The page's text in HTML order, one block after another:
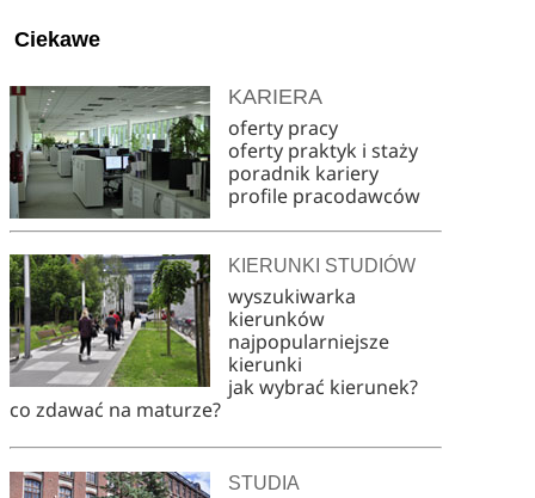
Ciekawe
KARIERA
oferty pracy
oferty praktyk i staży
poradnik kariery
profile pracodawców
KIERUNKI STUDIÓW
wyszukiwarka
kierunków
najpopularniejsze
kierunki
jak wybrać kierunek?
co zdawać na maturze?
STUDIA